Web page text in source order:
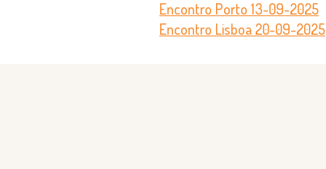
Encontro Porto 13-09-2025
Encontro Lisboa 20-09-2025